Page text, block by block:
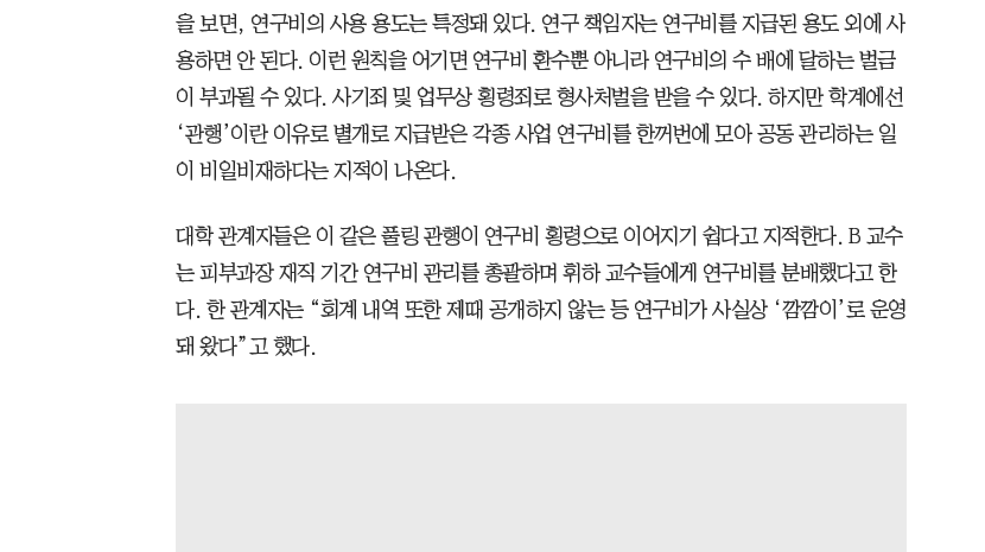
을 보면, 연구비의 사용 용도는 특정돼 있다. 연구 책임자는 연구비를 지급된 용도 외에 사
용하면 안 된다. 이런 원칙을 어기면 연구비 환수뿐 아니라 연구비의 수 배에 달하는 벌금
이 부과될 수 있다. 사기죄 및 업무상 횡령죄로 형사처벌을 받을 수 있다. 하지만 학계에선
‘관행’이란 이유로 별개로 지급받은 각종 사업 연구비를 한꺼번에 모아 공동 관리하는 일
이 비일비재하다는 지적이 나온다.
대학 관계자들은 이 같은 풀링 관행이 연구비 횡령으로 이어지기 쉽다고 지적한다. B 교수
는 피부과장 재직 기간 연구비 관리를 총괄하며 휘하 교수들에게 연구비를 분배했다고 한
다. 한 관계자는 “회계 내역 또한 제때 공개하지 않는 등 연구비가 사실상 ‘깜깜이’로 운영
돼 왔다”고 했다.